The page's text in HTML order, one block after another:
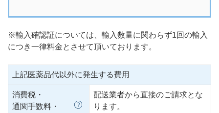
※輸入確認証については、輸入数量に関わらず1回の輸入
につき一律料金とさせて頂いております。
上記医薬品代以外に発生する費用
消費税・
通関手数料・
配送業者から直接のご請求とな
ります。